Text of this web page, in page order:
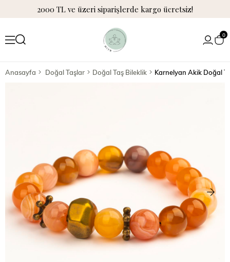
2000 TL ve üzeri siparişlerde kargo ücretsiz!
0
Anasayfa Doğal Taşlar Doğal Taş Bileklik Karnelyan Akik Doğal